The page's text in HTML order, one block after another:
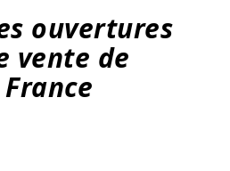
ouvertures
vente de